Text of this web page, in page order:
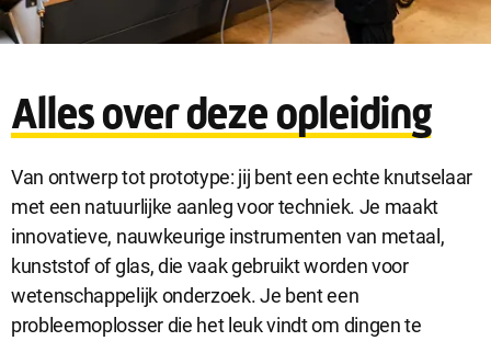
dialog
Noodzakelijke cookies zijn noodzakelijk om de website te laten
werken.
Functionele cookies
website. De cookies zorgen ervoor dat de website goed
functioneert.
Analytische cookies
Analytische cookies geven ons inzicht in hoe de website wordt
gebruikt. Op basis van deze informatie kunnen wij deze website
Alles over deze opleiding
Van ontwerp tot prototype: jij bent een echte knutselaar
met een natuurlijke aanleg voor techniek. Je maakt
innovatieve, nauwkeurige instrumenten van metaal,
kunststof of glas, die vaak gebruikt worden voor
wetenschappelijk onderzoek. Je bent een
probleemoplosser die het leuk vindt om dingen te